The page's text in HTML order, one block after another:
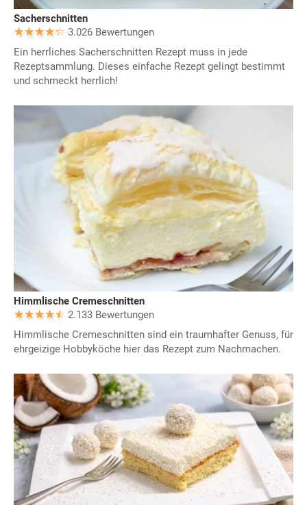
Sacherschnitten
3.026 Bewertungen
Ein herrliches Sacherschnitten Rezept muss in jede
Rezeptsammlung. Dieses einfache Rezept gelingt bestimmt
und schmeckt herrlich!
Himmlische Cremeschnitten
2.133 Bewertungen
Himmlische Cremeschnitten sind ein traumhafter Genuss, für
ehrgeizige Hobbyköche hier das Rezept zum Nachmachen.